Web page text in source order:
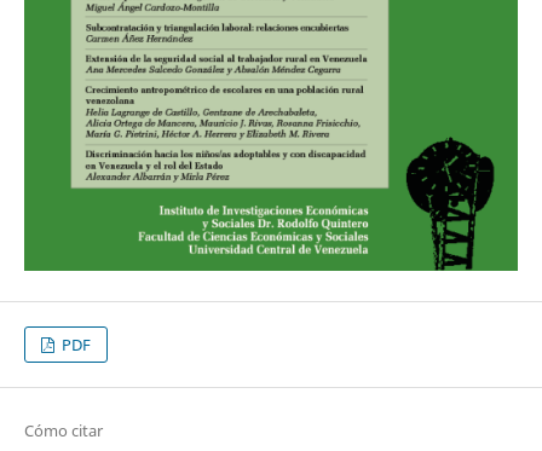
PDF
Cómo citar